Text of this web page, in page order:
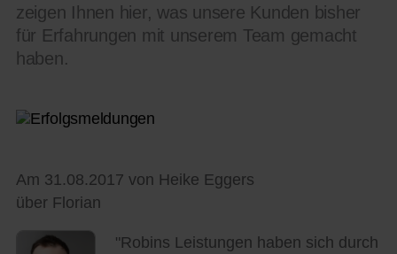
zeigen Ihnen hier, was unsere Kunden bisher
für Erfahrungen mit unserem Team gemacht
haben.
Am 31.08.2017 von Heike Eggers
über Florian
"Robins Leistungen haben sich durch